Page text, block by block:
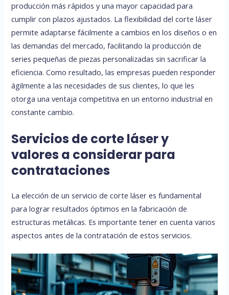
producción más rápidos y una mayor capacidad para
cumplir con plazos ajustados. La flexibilidad del corte láser
permite adaptarse fácilmente a cambios en los diseños o en
las demandas del mercado, facilitando la producción de
series pequeñas de piezas personalizadas sin sacrificar la
eficiencia. Como resultado, las empresas pueden responder
ágilmente a las necesidades de sus clientes, lo que les
otorga una ventaja competitiva en un entorno industrial en
constante cambio.
Servicios de corte láser y
valores a considerar para
contrataciones
La elección de un servicio de corte láser es fundamental
para lograr resultados óptimos en la fabricación de
estructuras metálicas. Es importante tener en cuenta varios
aspectos antes de la contratación de estos servicios.